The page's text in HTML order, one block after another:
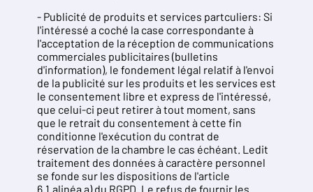
- Publicité de produits et services partculiers: Si
l'intéressé a coché la case correspondante à
l'acceptation de la réception de communications
commerciales publicitaires (bulletins
d'information), le fondement légal relatif à l'envoi
de la publicité sur les produits et les services est
le consentement libre et express de l'intéressé,
que celui-ci peut retirer à tout moment, sans
que le retrait du consentement à cette fin
conditionne l'exécution du contrat de
réservation de la chambre le cas échéant. Ledit
traitement des données à caractère personnel
se fonde sur les dispositions de l'article
6.1.alinéa a) du RGPD. Le refus de fournir les